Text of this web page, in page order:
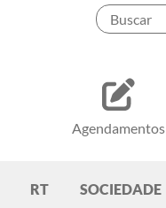
Agendamentos
RT SOCIEDADE